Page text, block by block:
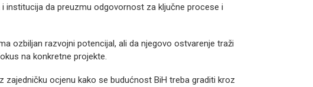
da preuzmu odgovornost za ključne procese i
ozbiljan razvojni potencijal, ali da njegovo ostvarenje traži
na konkretne projekte.
zajedničku ocjenu kako se budućnost BiH treba graditi kroz